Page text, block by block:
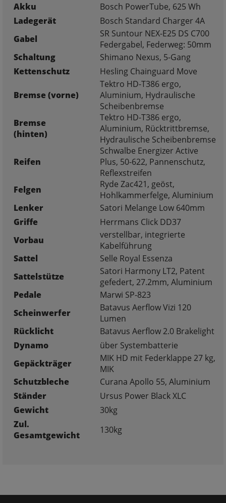
Akku
Bosch PowerTube, 625 Wh
Ladegerät
Bosch Standard Charger 4A
Gabel
SR Suntour NEX-E25 DS C700
Federgabel, Federweg: 50mm
Schaltung
Shimano Nexus, 5-Gang
Kettenschutz
Hesling Chainguard Move
Bremse (vorne)
Tektro HD-T386 ergo,
Aluminium, Hydraulische
Scheibenbremse
Bremse
(hinten)
Tektro HD-T386 ergo,
Aluminium, Rücktrittbremse,
Hydraulische Scheibenbremse
Reifen
Schwalbe Energizer Active
Plus, 50-622, Pannenschutz,
Reflexstreifen
Felgen
Ryde Zac421, geöst,
Hohlkammerfelge, Aluminium
Lenker
Satori Melange Low 640mm
Griffe
Herrmans Click DD37
Vorbau
verstellbar, integrierte
Kabelführung
Sattel
Selle Royal Essenza
Sattelstütze
Satori Harmony LT2, Patent
gefedert, 27.2mm, Aluminium
Pedale
Marwi SP-823
Scheinwerfer
Batavus Aerflow Vizi 120
Lumen
Rücklicht
Batavus Aerflow 2.0 Brakelight
Dynamo
über Systembatterie
Gepäckträger
MIK HD mit Federklappe 27 kg,
MIK
Schutzbleche
Curana Apollo 55, Aluminium
Ständer
Ursus Power Black XLC
Gewicht
30kg
Zul.
Gesamtgewicht
130kg